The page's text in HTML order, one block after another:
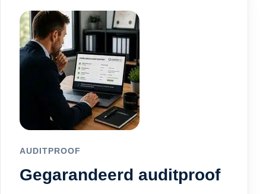
AUDITPROOF
Gegarandeerd auditproof